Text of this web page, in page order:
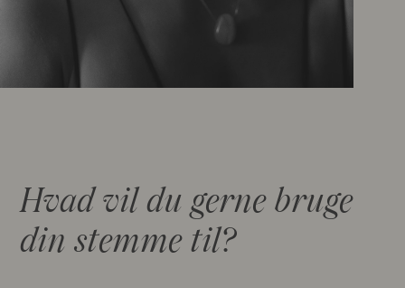
Hvad vil du gerne bruge
din stemme til?